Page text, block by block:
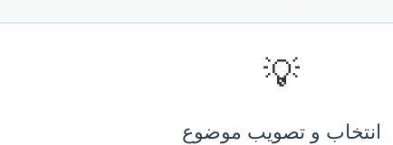
💡
انتخاب و تصویب موضوع